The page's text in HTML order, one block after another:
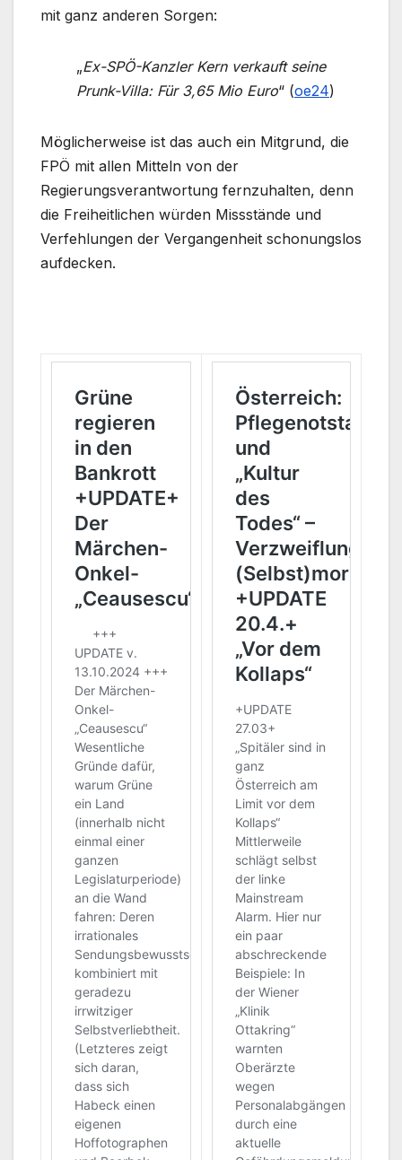
mit ganz anderen Sorgen:
„Ex-SPÖ-Kanzler Kern verkauft seine
Prunk-Villa: Für 3,65 Mio Euro“ (oe24)
Möglicherweise ist das auch ein Mitgrund, die
FPÖ mit allen Mitteln von der
Regierungsverantwortung fernzuhalten, denn
die Freiheitlichen würden Missstände und
Verfehlungen der Vergangenheit schonungslos
aufdecken.